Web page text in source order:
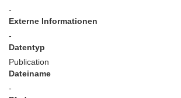
-
Externe Informationen
-
Datentyp
Publication
Dateiname
-